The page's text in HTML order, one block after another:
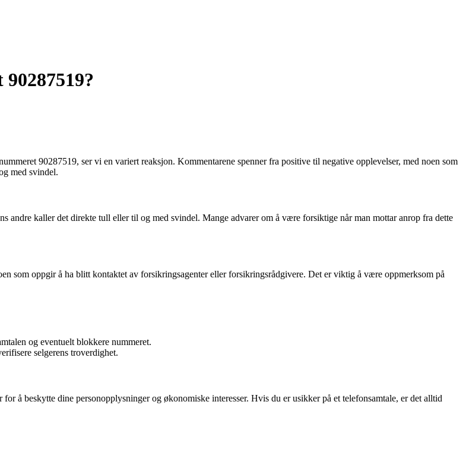
90287519, ser vi en variert reaksjon. Kommentarene spenner fra positive til negative opplevelser, med noen som
med svindel.
andre kaller det direkte tull eller til og med svindel. Mange advarer om å være forsiktige når man mottar anrop fra dette
som oppgir å ha blitt kontaktet av forsikringsagenter eller forsikringsrådgivere. Det er viktig å være oppmerksom på
og eventuelt blokkere nummeret.
selgerens troverdighet.
å beskytte dine personopplysninger og økonomiske interesser. Hvis du er usikker på et telefonsamtale, er det alltid